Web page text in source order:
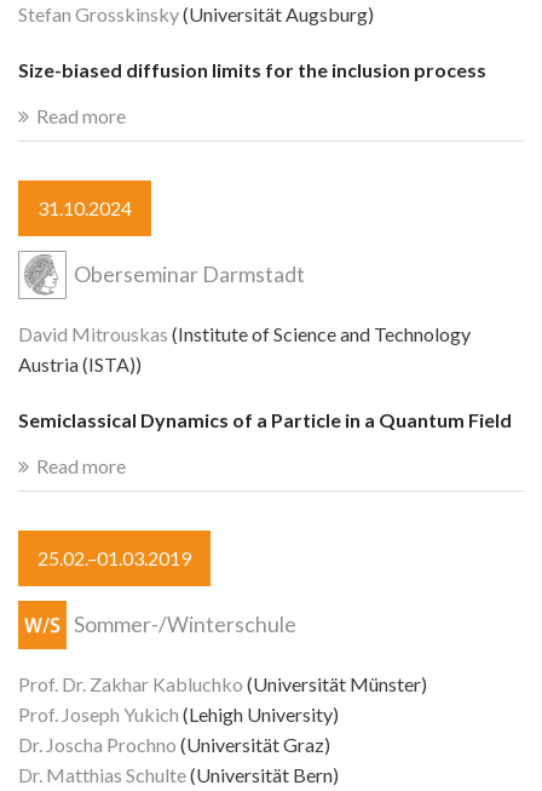
Stefan Grosskinsky(Universität Augsburg)
Size-biased diffusion limits for the inclusion process
Read more
31.10.2024
Oberseminar Darmstadt
David Mitrouskas (Institute of Science and Technology
Austria (ISTA))
Semiclassical Dynamics of a Particle in a Quantum Field
Read more
25.02.–01.03.2019
Sommer-/Winterschule
Prof. Dr. Zakhar Kabluchko (Universität Münster)
Prof. Joseph Yukich (Lehigh University)
Dr. Joscha Prochno (Universität Graz)
Dr. Matthias Schulte(Universität Bern)